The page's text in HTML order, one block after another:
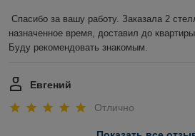
Спасибо за вашу работу. Заказала 2
назначенное время, доставил до
Буду рекомендовать знакомым.
Евгений
Отлично